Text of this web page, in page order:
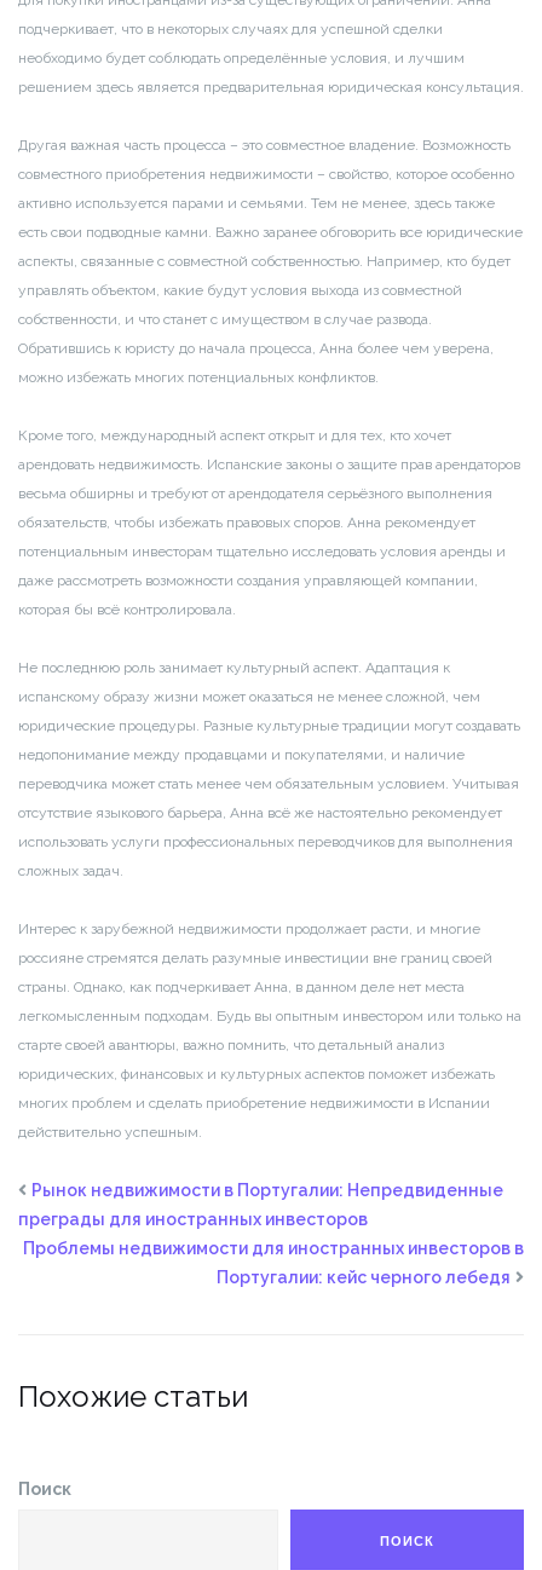
подчеркивает, что в некоторых случаях для успешной сделки
необходимо будет соблюдать определённые условия, и лучшим
решением здесь является предварительная юридическая консультация.
Другая важная часть процесса – это совместное владение. Возможность
совместного приобретения недвижимости – свойство, которое особенно
активно используется парами и семьями. Тем не менее, здесь также
есть свои подводные камни. Важно заранее обговорить все юридические
аспекты, связанные с совместной собственностью. Например, кто будет
управлять объектом, какие будут условия выхода из совместной
собственности, и что станет с имуществом в случае развода.
Обратившись к юристу до начала процесса, Анна более чем уверена,
можно избежать многих потенциальных конфликтов.
Кроме того, международный аспект открыт и для тех, кто хочет
арендовать недвижимость. Испанские законы о защите прав арендаторов
весьма обширны и требуют от арендодателя серьёзного выполнения
обязательств, чтобы избежать правовых споров. Анна рекомендует
потенциальным инвесторам тщательно исследовать условия аренды и
даже рассмотреть возможности создания управляющей компании,
которая бы всё контролировала.
Не последнюю роль занимает культурный аспект. Адаптация к
испанскому образу жизни может оказаться не менее сложной, чем
юридические процедуры. Разные культурные традиции могут создавать
недопонимание между продавцами и покупателями, и наличие
переводчика может стать менее чем обязательным условием. Учитывая
отсутствие языкового барьера, Анна всё же настоятельно рекомендует
использовать услуги профессиональных переводчиков для выполнения
сложных задач.
Интерес к зарубежной недвижимости продолжает расти, и многие
россияне стремятся делать разумные инвестиции вне границ своей
страны. Однако, как подчеркивает Анна, в данном деле нет места
легкомысленным подходам. Будь вы опытным инвестором или только на
старте своей авантюры, важно помнить, что детальный анализ
юридических, финансовых и культурных аспектов поможет избежать
многих проблем и сделать приобретение недвижимости в Испании
действительно успешным.
Рынок недвижимости в Португалии: Непредвиденные
преграды для иностранных инвесторов
Проблемы недвижимости для иностранных инвесторов в
Португалии: кейс черного лебедя
Похожие статьи
Поиск
ПОИСК